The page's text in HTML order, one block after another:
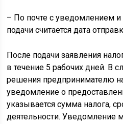
– По почте с уведомлением
подачи считается дата
После подачи заявления
в течение 5 рабочих дней. В
решения предпринимателю
уведомление о
указывается сумма налога,
деятельности. Уведомление